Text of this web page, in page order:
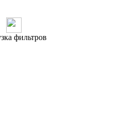
фильтров